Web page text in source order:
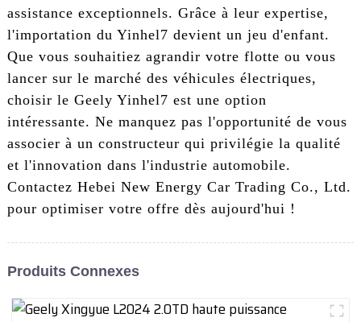
assistance exceptionnels. Grâce à leur expertise,
l'importation du Yinhel7 devient un jeu d'enfant.
Que vous souhaitiez agrandir votre flotte ou vous
lancer sur le marché des véhicules électriques,
choisir le Geely Yinhel7 est une option
intéressante. Ne manquez pas l'opportunité de vous
associer à un constructeur qui privilégie la qualité
et l'innovation dans l'industrie automobile.
Contactez Hebei New Energy Car Trading Co., Ltd.
pour optimiser votre offre dès aujourd'hui !
Produits Connexes